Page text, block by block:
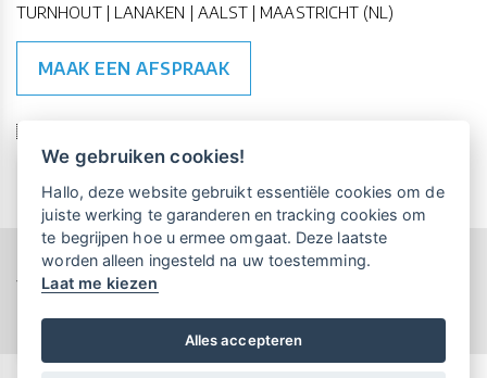
TURNHOUT | LANAKEN | AALST | MAASTRICHT (NL)
MAAK EEN AFSPRAAK
🇪🇺 🇧🇪
Copyright All Rights Reserved © 2015-2026 UP-TO-DATE
WebDesign
Privacy & Cookies
Locations Algemene Voorwaarden
We gebruiken cookies!
Hallo, deze website gebruikt essentiële cookies om de
juiste werking te garanderen en tracking cookies om
te begrijpen hoe u ermee omgaat. Deze laatste
worden alleen ingesteld na uw toestemming.
Laat me kiezen
Alles accepteren
Vrijblijvende kennismaking?Boek
een persoonlijke demo.
Maandelijks gratis opleidingen